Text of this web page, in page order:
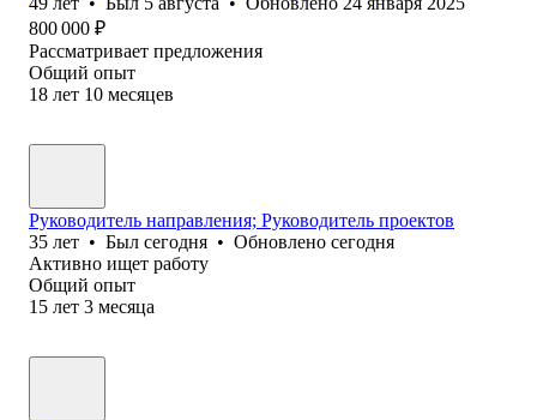
800 000 ₽
Рассматривает предложения
Общий опыт
18 лет 10 месяцев
Руководитель направления; Руководитель проектов
35 лет • Был сегодня • Обновлено сегодня
Активно ищет работу
Общий опыт
15 лет 3 месяца